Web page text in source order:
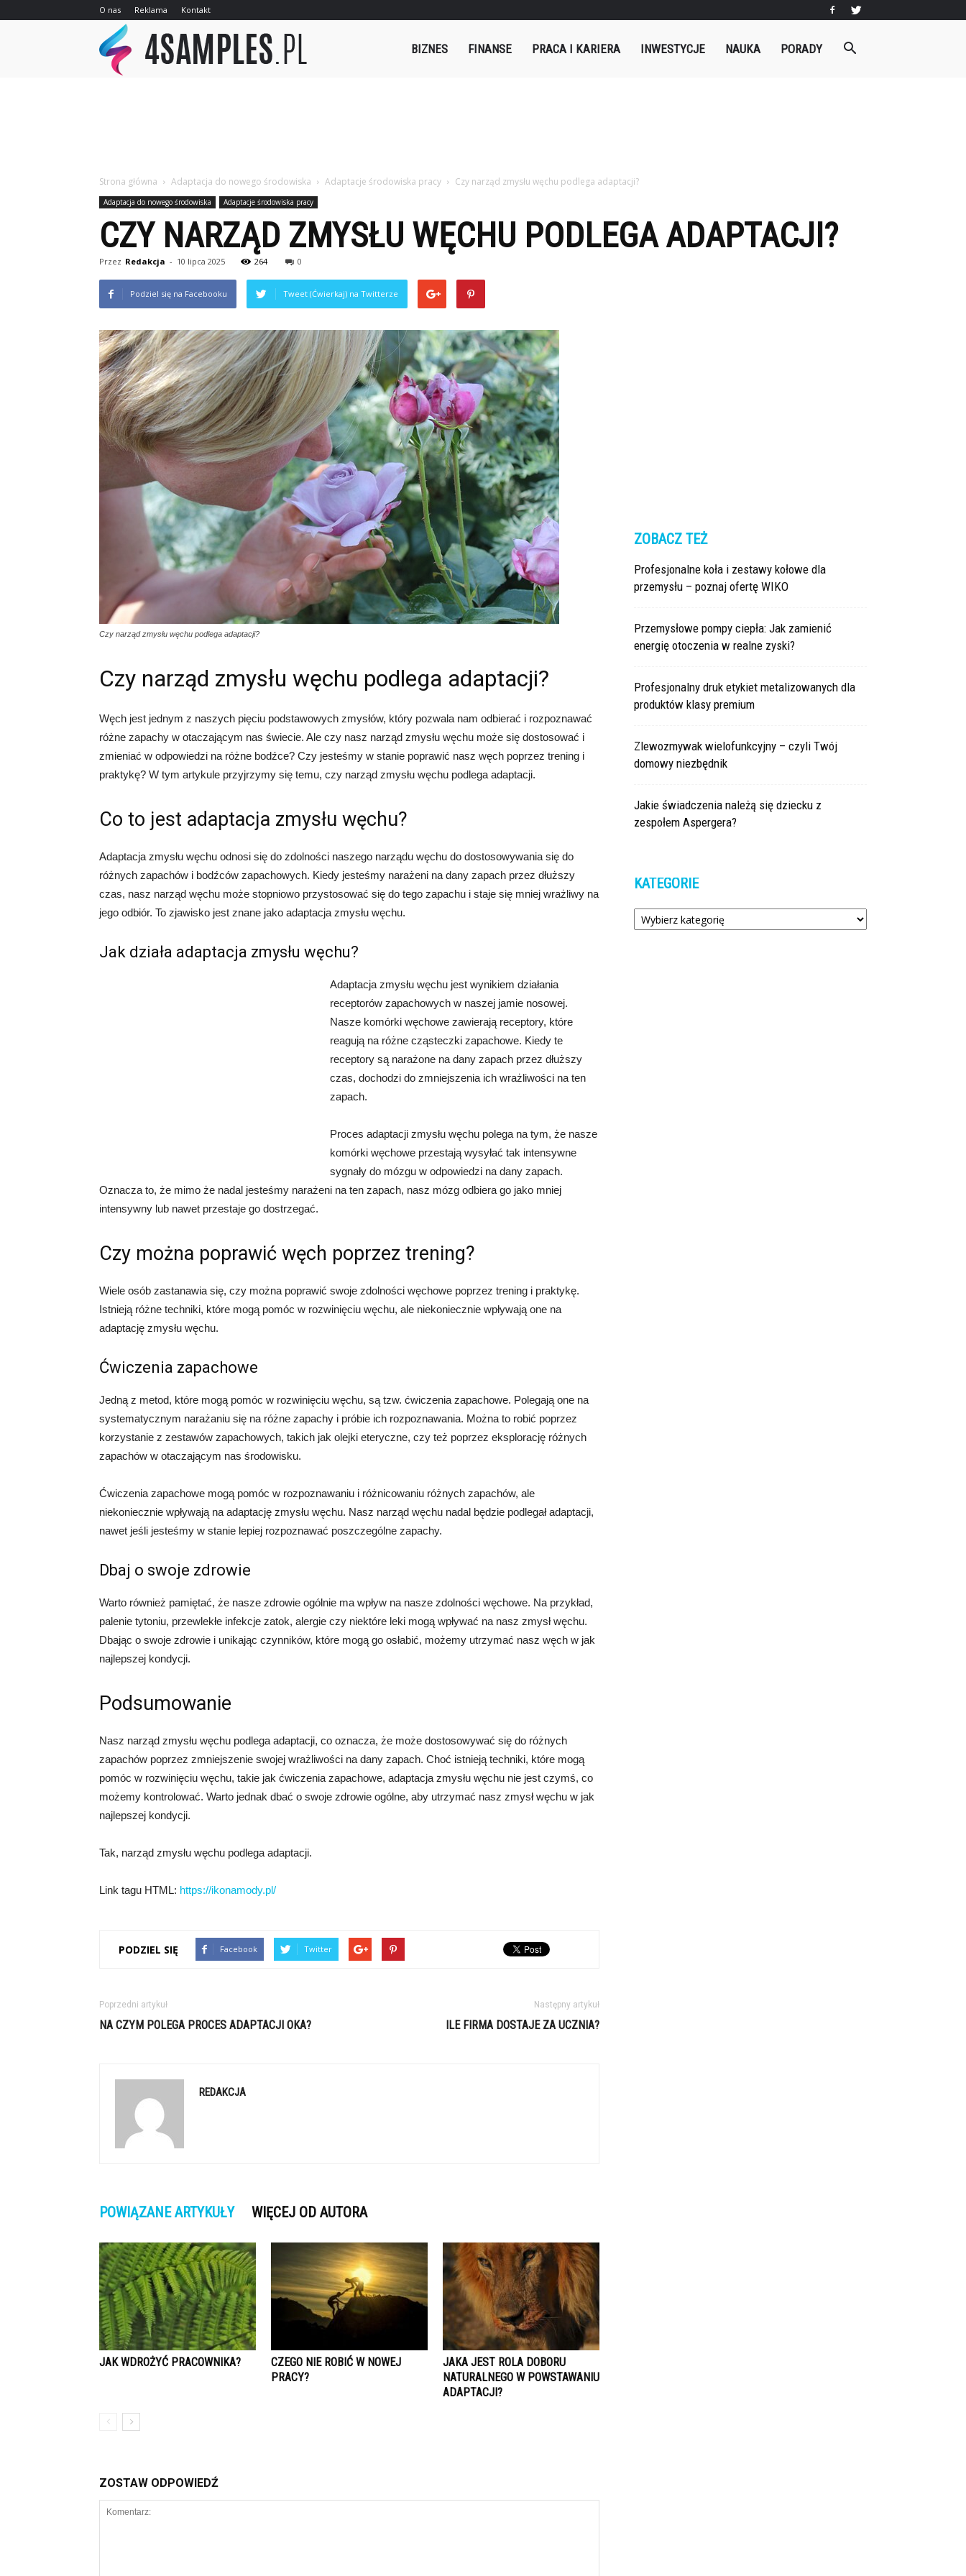
O nas Reklama Kontakt
BIZNES FINANSE PRACA I KARIERA INWESTYCJE NAUKA PORADY
Strona główna Adaptacja do nowego środowiska Adaptacje środowiska pracy Czy narząd zmysłu węchu podlega adaptacji?
Adaptacja do nowego środowiska Adaptacje środowiska pracy
CZY NARZĄD ZMYSŁU WĘCHU PODLEGA ADAPTACJI?
Przez Redakcja - 10 lipca 2025 264 0
Podziel się na Facebooku Tweet (Ćwierkaj) na Twitterze
Czy narząd zmysłu węchu podlega adaptacji?
Czy narząd zmysłu węchu podlega adaptacji?
Węch jest jednym z naszych pięciu podstawowych zmysłów, który pozwala nam odbierać i rozpoznawać
różne zapachy w otaczającym nas świecie. Ale czy nasz narząd zmysłu węchu może się dostosować i
zmieniać w odpowiedzi na różne bodźce? Czy jesteśmy w stanie poprawić nasz węch poprzez trening i
praktykę? W tym artykule przyjrzymy się temu, czy narząd zmysłu węchu podlega adaptacji.
Co to jest adaptacja zmysłu węchu?
Adaptacja zmysłu węchu odnosi się do zdolności naszego narządu węchu do dostosowywania się do
różnych zapachów i bodźców zapachowych. Kiedy jesteśmy narażeni na dany zapach przez dłuższy
czas, nasz narząd węchu może stopniowo przystosować się do tego zapachu i staje się mniej wrażliwy na
jego odbiór. To zjawisko jest znane jako adaptacja zmysłu węchu.
Jak działa adaptacja zmysłu węchu?
Adaptacja zmysłu węchu jest wynikiem działania
receptorów zapachowych w naszej jamie nosowej.
Nasze komórki węchowe zawierają receptory, które
reagują na różne cząsteczki zapachowe. Kiedy te
receptory są narażone na dany zapach przez dłuższy
czas, dochodzi do zmniejszenia ich wrażliwości na ten
zapach.
Proces adaptacji zmysłu węchu polega na tym, że nasze
komórki węchowe przestają wysyłać tak intensywne
sygnały do mózgu w odpowiedzi na dany zapach.
Oznacza to, że mimo że nadal jesteśmy narażeni na ten zapach, nasz mózg odbiera go jako mniej
intensywny lub nawet przestaje go dostrzegać.
Czy można poprawić węch poprzez trening?
Wiele osób zastanawia się, czy można poprawić swoje zdolności węchowe poprzez trening i praktykę.
Istnieją różne techniki, które mogą pomóc w rozwinięciu węchu, ale niekoniecznie wpływają one na
adaptację zmysłu węchu.
Ćwiczenia zapachowe
Jedną z metod, które mogą pomóc w rozwinięciu węchu, są tzw. ćwiczenia zapachowe. Polegają one na
systematycznym narażaniu się na różne zapachy i próbie ich rozpoznawania. Można to robić poprzez
korzystanie z zestawów zapachowych, takich jak olejki eteryczne, czy też poprzez eksplorację różnych
zapachów w otaczającym nas środowisku.
Ćwiczenia zapachowe mogą pomóc w rozpoznawaniu i różnicowaniu różnych zapachów, ale
niekoniecznie wpływają na adaptację zmysłu węchu. Nasz narząd węchu nadal będzie podlegał adaptacji,
nawet jeśli jesteśmy w stanie lepiej rozpoznawać poszczególne zapachy.
Dbaj o swoje zdrowie
Warto również pamiętać, że nasze zdrowie ogólnie ma wpływ na nasze zdolności węchowe. Na przykład,
palenie tytoniu, przewlekłe infekcje zatok, alergie czy niektóre leki mogą wpływać na nasz zmysł węchu.
Dbając o swoje zdrowie i unikając czynników, które mogą go osłabić, możemy utrzymać nasz węch w jak
najlepszej kondycji.
Podsumowanie
Nasz narząd zmysłu węchu podlega adaptacji, co oznacza, że może dostosowywać się do różnych
zapachów poprzez zmniejszenie swojej wrażliwości na dany zapach. Choć istnieją techniki, które mogą
pomóc w rozwinięciu węchu, takie jak ćwiczenia zapachowe, adaptacja zmysłu węchu nie jest czymś, co
możemy kontrolować. Warto jednak dbać o swoje zdrowie ogólne, aby utrzymać nasz zmysł węchu w jak
najlepszej kondycji.
Tak, narząd zmysłu węchu podlega adaptacji.
Link tagu HTML: https://ikonamody.pl/
PODZIEL SIĘ Facebook Twitter
Poprzedni artykuł
NA CZYM POLEGA PROCES ADAPTACJI OKA?
Następny artykuł
ILE FIRMA DOSTAJE ZA UCZNIA?
REDAKCJA
POWIĄZANE ARTYKUŁY WIĘCEJ OD AUTORA
JAK WDROŻYĆ PRACOWNIKA?
CZEGO NIE ROBIĆ W NOWEJ
PRACY?
JAKA JEST ROLA DOBORU
NATURALNEGO W POWSTAWANIU
ADAPTACJI?
ZOSTAW ODPOWIEDŹ
ZOBACZ TEŻ
Profesjonalne koła i zestawy kołowe dla
przemysłu – poznaj ofertę WIKO
Przemysłowe pompy ciepła: Jak zamienić
energię otoczenia w realne zyski?
Profesjonalny druk etykiet metalizowanych dla
produktów klasy premium
Zlewozmywak wielofunkcyjny – czyli Twój
domowy niezbędnik
Jakie świadczenia należą się dziecku z
zespołem Aspergera?
KATEGORIE
Kategorie